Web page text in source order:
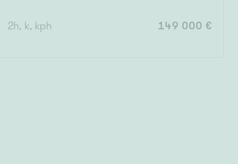
2h, k, kph 149 000 €